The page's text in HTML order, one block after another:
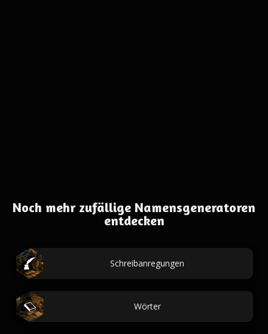
Noch mehr zufällige Namensgeneratoren
entdecken
Schreibanregungen
Wörter